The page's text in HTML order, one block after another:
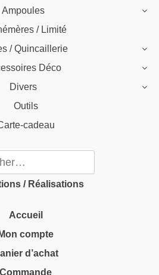
Ampoules
/ Limité
/ Quincaillerie
Déco
Divers
Outils
cadeau
:
/ Réalisations
Accueil
Mon compte
d’achat
Commande